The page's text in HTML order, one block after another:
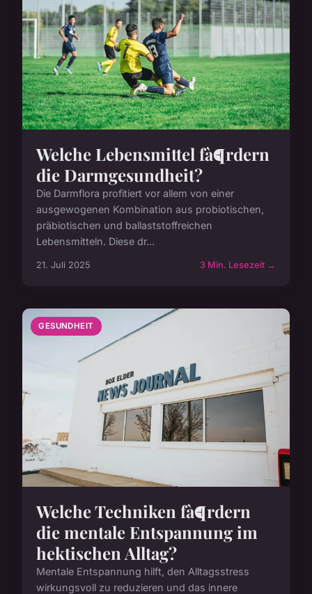
Welche Lebensmittel fà¶rdern
die Darmgesundheit?
Die Darmflora profitiert vor allem von einer
ausgewogenen Kombination aus probiotischen,
präbiotischen und ballaststoffreichen
Lebensmitteln. Diese dr...
21. Juli 2025 3 Min. Lesezeit →
GESUNDHEIT
Welche Techniken fà¶rdern
die mentale Entspannung im
hektischen Alltag?
Mentale Entspannung hilft, den Alltagsstress
wirkungsvoll zu reduzieren und das innere